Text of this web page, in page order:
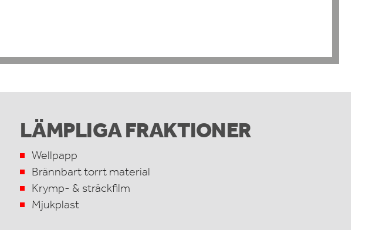
LÄMPLIGA FRAKTIONER
Wellpapp
Brännbart torrt material
Krymp- & sträckfilm
Mjukplast